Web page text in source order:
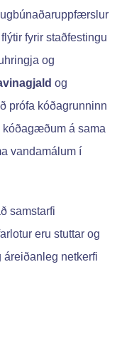
fyrir staðfestingu
og
og
prófa kóðagrunninn
kóðagæðum á sama
vandamálum í
samstarfi
eru stuttar og
áreiðanleg netkerfi